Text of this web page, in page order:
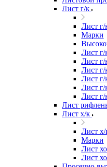
Лист г/к
Лист г/
Марки
Лист г/
Лист
Лист г/
Лист
Лист г/
Лист г/
Лист
Лист х/к
Лист х/
Марки
Лист
Лист